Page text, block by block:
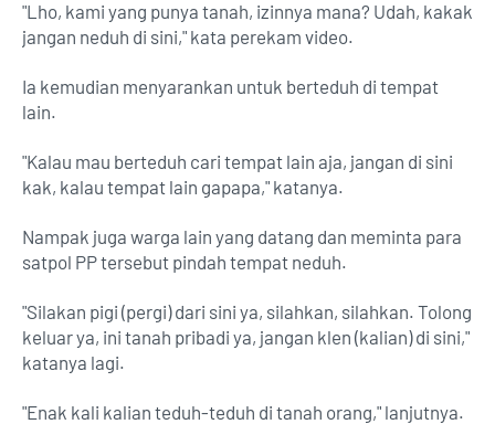
"Lho, kami yang punya tanah, izinnya mana? Udah, kakak
jangan neduh di sini," kata perekam video.
Ia kemudian menyarankan untuk berteduh di tempat
lain.
"Kalau mau berteduh cari tempat lain aja, jangan di sini
kak, kalau tempat lain gapapa," katanya.
Nampak juga warga lain yang datang dan meminta para
satpol PP tersebut pindah tempat neduh.
"Silakan pigi (pergi) dari sini ya, silahkan, silahkan. Tolong
keluar ya, ini tanah pribadi ya, jangan klen (kalian) di sini,"
katanya lagi.
"Enak kali kalian teduh-teduh di tanah orang," lanjutnya.